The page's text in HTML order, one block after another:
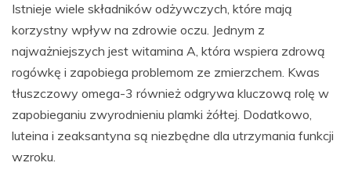
Istnieje wiele składników odżywczych, które mają
korzystny wpływ na zdrowie oczu. Jednym z
najważniejszych jest witamina A, która wspiera zdrową
rogówkę i zapobiega problemom ze zmierzchem. Kwas
tłuszczowy omega-3 również odgrywa kluczową rolę w
zapobieganiu zwyrodnieniu plamki żółtej. Dodatkowo,
luteina i zeaksantyna są niezbędne dla utrzymania funkcji
wzroku.